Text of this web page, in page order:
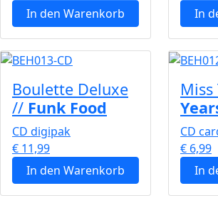
In den Warenkorb
In
Boulette Deluxe
// Funk Food
CD digipak
€ 11,99
In den Warenkorb
CD
€ 6,99
In